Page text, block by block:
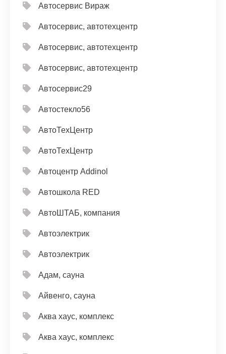
Автосервис Вираж
Автосервис, автотехцентр
Автосервис, автотехцентр
Автосервис, автотехцентр
Автосервис29
Автостекло56
АвтоТехЦентр
АвтоТехЦентр
Автоцентр Addinol
Автошкола RED
АвтоШТАБ, компания
Автоэлектрик
Автоэлектрик
Адам, сауна
Айвенго, сауна
Аква хаус, комплекс
Аква хаус, комплекс